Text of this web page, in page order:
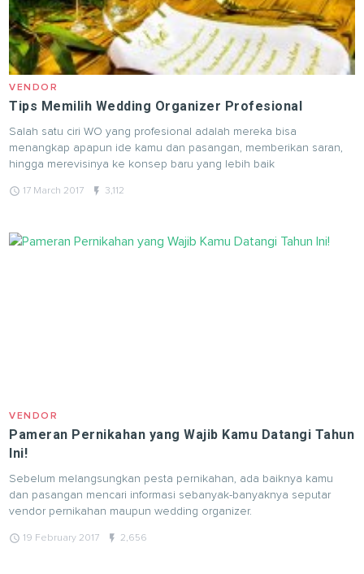
VENDOR
Tips Memilih Wedding Organizer Profesional
Salah satu ciri WO yang profesional adalah mereka bisa
menangkap apapun ide kamu dan pasangan, memberikan saran,
hingga merevisinya ke konsep baru yang lebih baik
query_builder 17 March 2017 flash_on 3,112
VENDOR
Pameran Pernikahan yang Wajib Kamu Datangi Tahun
Ini!
Sebelum melangsungkan pesta pernikahan, ada baiknya kamu
dan pasangan mencari informasi sebanyak-banyaknya seputar
vendor pernikahan maupun wedding organizer.
query_builder 19 February 2017 flash_on 2,656